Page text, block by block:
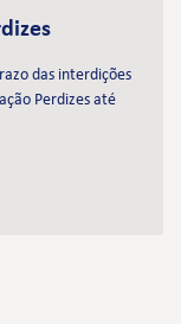
das interdições
Perdizes até